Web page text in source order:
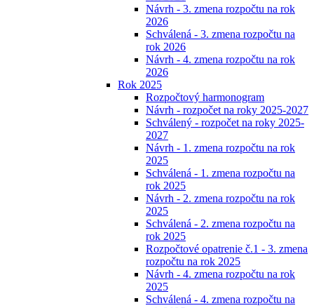
Návrh - 3. zmena rozpočtu na rok
2026
Schválená - 3. zmena rozpočtu na
rok 2026
Návrh - 4. zmena rozpočtu na rok
2026
Rok 2025
Rozpočtový harmonogram
Návrh - rozpočet na roky 2025-2027
Schválený - rozpočet na roky 2025-
2027
Návrh - 1. zmena rozpočtu na rok
2025
Schválená - 1. zmena rozpočtu na
rok 2025
Návrh - 2. zmena rozpočtu na rok
2025
Schválená - 2. zmena rozpočtu na
rok 2025
Rozpočtové opatrenie č.1 - 3. zmena
rozpočtu na rok 2025
Návrh - 4. zmena rozpočtu na rok
2025
Schválená - 4. zmena rozpočtu na